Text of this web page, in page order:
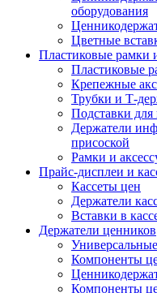
оборудования
Цветные
Пластиковые рамки
Пластиковые
Крепежные
Трубки и Т-
Подставки
Держатели
присоской
Рамки и
Прайс-дисплеи и
Кассеты цен
Держатели
Вставки в
Держатели ценников
Компоненты
Компоненты